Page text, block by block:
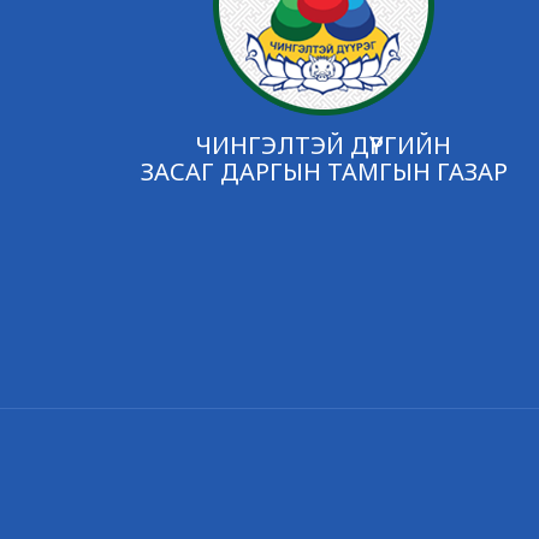
ЧИНГЭЛТЭЙ ДҮҮРГИЙН
ЗАСАГ ДАРГЫН ТАМГЫН ГАЗАР